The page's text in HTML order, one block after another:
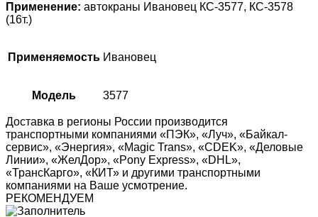
Применение: автокраны Ивановец КС-3577, КС-3578
(16т.)
Применяемость Ивановец
Модель 3577
Доставка в регионы России производится
транспортными компаниями «ПЭК», «Луч», «Байкал-
сервис», «Энергия», «Magic Trans», «CDEK», «Деловые
Линии», «ЖелДор», «Pony Express», «DHL»,
«ТрансКарго», «КИТ» и другими транспортными
компаниями на Ваше усмотрение.
РЕКОМЕНДУЕМ